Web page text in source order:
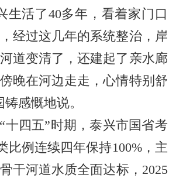
生活了40多年，看着家门口
经过这几年的系统整治，岸
道变清了，还建起了亲水廊
晚在河边走走，心情特别舒
感慨地说。
十四五”时期，泰兴市国省考
比例连续四年保持100%，主
干河道水质全面达标，2025